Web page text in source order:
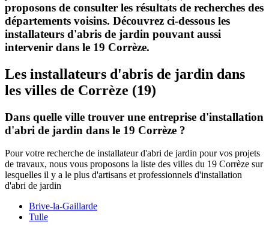
proposons de consulter les résultats de recherches des
départements voisins. Découvrez ci-dessous les
installateurs d'abris de jardin pouvant aussi
intervenir dans le 19 Corrèze.
Les installateurs d'abris de jardin dans
les villes de Corrèze (19)
Dans quelle ville trouver une entreprise d'installation
d'abri de jardin dans le 19 Corrèze ?
Pour votre recherche de installateur d'abri de jardin pour vos projets
de travaux, nous vous proposons la liste des villes du 19 Corrèze sur
lesquelles il y a le plus d'artisans et professionnels d'installation
d'abri de jardin
Brive-la-Gaillarde
Tulle